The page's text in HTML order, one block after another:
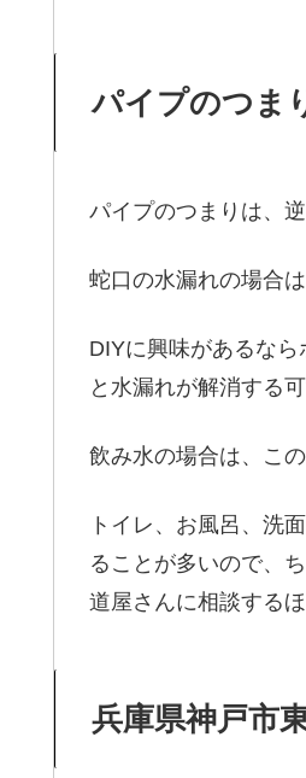
パイプのつま
パイプのつまりは、
蛇口の水漏れの場合
DIYに興味があるな
と水漏れが解消する
飲み水の場合は、こ
トイレ、お風呂、洗
ることが多いので、
道屋さんに相談する
兵庫県神戸市